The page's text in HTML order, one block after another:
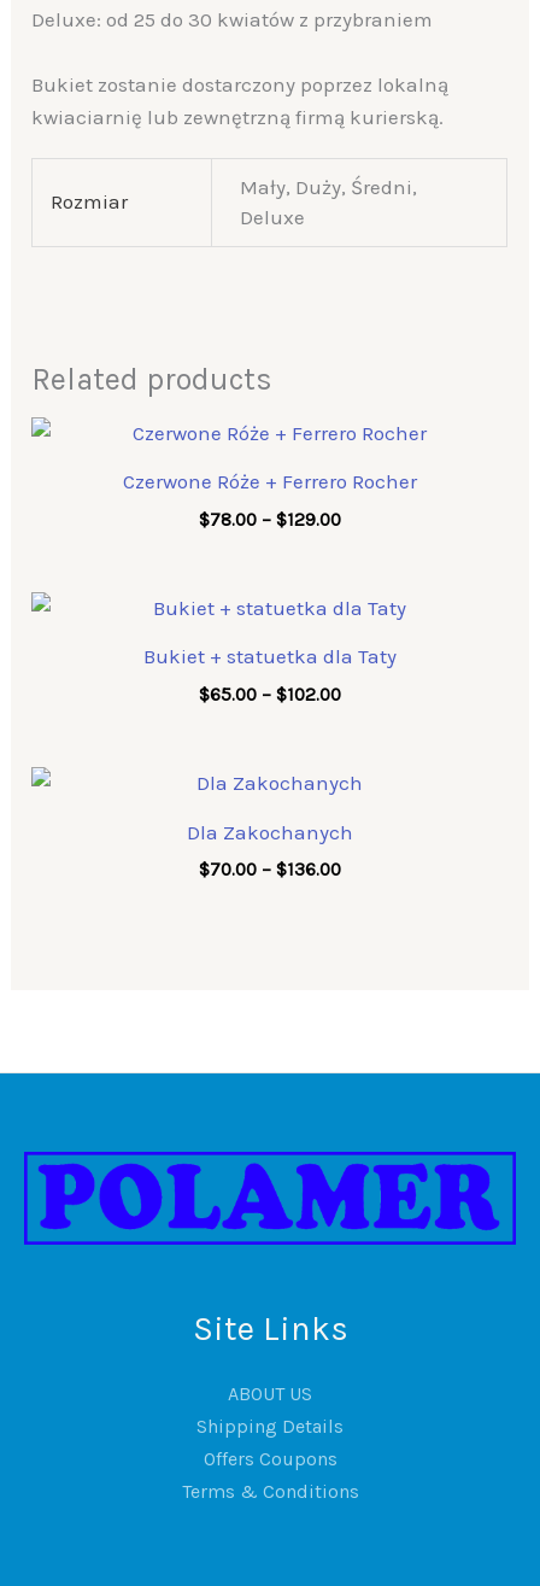
Deluxe: od 25 do 30 kwiatów z przybraniem
Bukiet zostanie dostarczony poprzez lokalną
kwiaciarnię lub zewnętrzną firmą kurierską.
Rozmiar
Mały, Duży, Średni,
Deluxe
Related products
Czerwone Róże + Ferrero Rocher
$78.00 – $129.00
Price
$78.00
through
$129.00
Bukiet + statuetka dla Taty
$65.00 – $102.00
Price
$65.00
through
$102.00
Dla Zakochanych
$70.00 – $136.00
Price
$70.00
through
$136.00
Site Links
ABOUT US
Shipping Details
Offers Coupons
Terms & Conditions